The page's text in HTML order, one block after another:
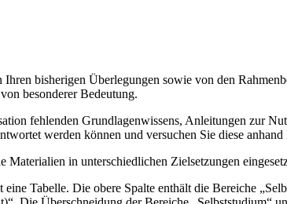
bisherigen Überlegungen sowie von den
besonderer Bedeutung.
fehlenden Grundlagenwissens, Anleitungen zur
werden können und versuchen Sie diese
in unterschiedlichen Zielsetzungen